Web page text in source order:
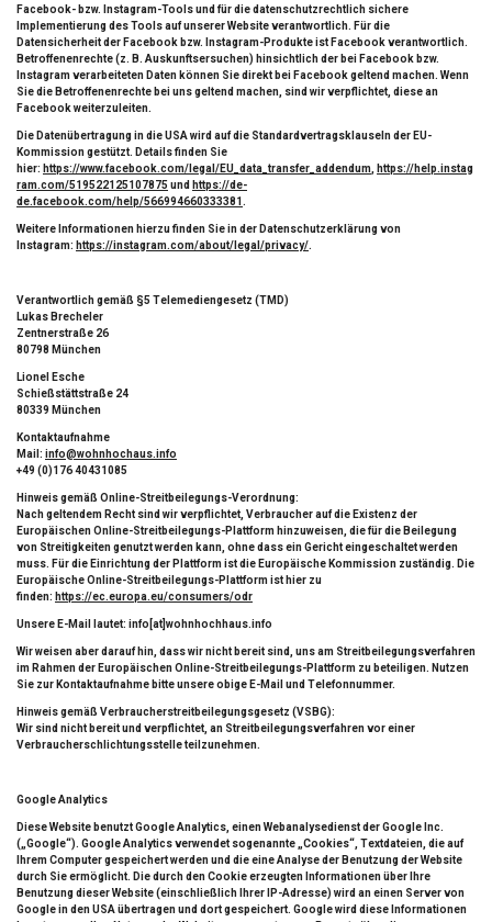
Facebook- bzw. Instagram-Tools und für die datenschutzrechtlich sichere
Implementierung des Tools auf unserer Website verantwortlich. Für die
Datensicherheit der Facebook bzw. Instagram-Produkte ist Facebook verantwortlich.
Betroffenenrechte (z. B. Auskunftsersuchen) hinsichtlich der bei Facebook bzw.
Instagram verarbeiteten Daten können Sie direkt bei Facebook geltend machen. Wenn
Sie die Betroffenenrechte bei uns geltend machen, sind wir verpflichtet, diese an
Facebook weiterzuleiten.
Die Datenübertragung in die USA wird auf die Standardvertragsklauseln der EU-
Kommission gestützt. Details finden Sie
hier: https://www.facebook.com/legal/EU_data_transfer_addendum
https://help.instag
ram.com/519522125107875und https://de-
de.facebook.com/help/566994660333381 .
Weitere Informationen hierzu finden Sie in der Datenschutzerklärung von
Instagram: https://instagram.com/about/legal/privacy/.
Verantwortlich gemäß §5 Telemediengesetz (TMD)
Lukas Brecheler
Zentnerstraße 26
80798 München
Lionel Esche
Schießstättstraße 24
80339 München
Kontaktaufnahme
Mail: info@wohnhochaus.info
+49 (0)176 40431085
Hinweis gemäß Online-Streitbeilegungs-Verordnung:
Nach geltendem Recht sind wir verpflichtet, Verbraucher auf die Existenz der
Europäischen Online-Streitbeilegungs-Plattform hinzuweisen, die für die Beilegung
von Streitigkeiten genutzt werden kann, ohne dass ein Gericht eingeschaltet werden
muss. Für die Einrichtung der Plattform ist die Europäische Kommission zuständig. Die
Europäische Online-Streitbeilegungs-Plattform ist hier zu
finden: https://ec.europa.eu/consumers/odr
Unsere E-Mail lautet: info[at]wohnhochhaus.info
Wir weisen aber darauf hin, dass wir nicht bereit sind, uns am Streitbeilegungsverfahren
im Rahmen der Europäischen Online-Streitbeilegungs-Plattform zu beteiligen. Nutzen
Sie zur Kontaktaufnahme bitte unsere obige E-Mail und Telefonnummer.
Hinweis gemäß Verbraucherstreitbeilegungsgesetz (VSBG):
Wir sind nicht bereit und verpflichtet, an Streitbeilegungsverfahren vor einer
Verbraucherschlichtungsstelle teilzunehmen.
Google Analytics
Diese Website benutzt Google Analytics, einen Webanalysedienst der Google Inc.
(„Google“). Google Analytics verwendet sogenannte „Cookies“, Textdateien, die auf
Ihrem Computer gespeichert werden und die eine Analyse der Benutzung der Website
durch Sie ermöglicht. Die durch den Cookie erzeugten Informationen über Ihre
Benutzung dieser Website (einschließlich Ihrer IP-Adresse) wird an einen Server von
Google in den USA übertragen und dort gespeichert. Google wird diese Informationen